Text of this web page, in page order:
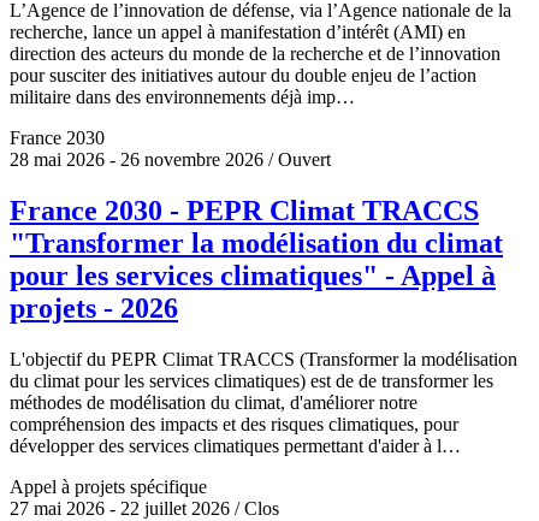
L’Agence de l’innovation de défense, via l’Agence nationale de la
recherche, lance un appel à manifestation d’intérêt (AMI) en
direction des acteurs du monde de la recherche et de l’innovation
pour susciter des initiatives autour du double enjeu de l’action
militaire dans des environnements déjà imp…
France 2030
28 mai 2026 - 26 novembre 2026 / Ouvert
France 2030 - PEPR Climat TRACCS
"Transformer la modélisation du climat
pour les services climatiques" - Appel à
projets - 2026
L'objectif du PEPR Climat TRACCS (Transformer la modélisation
du climat pour les services climatiques) est de de transformer les
méthodes de modélisation du climat, d'améliorer notre
compréhension des impacts et des risques climatiques, pour
développer des services climatiques permettant d'aider à l…
Appel à projets spécifique
27 mai 2026 - 22 juillet 2026 / Clos